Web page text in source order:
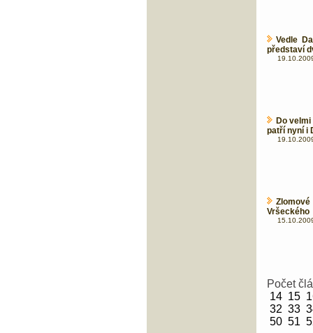
Vedle
představí
Do
patří nyní i
Vršeckého
Počet
14 15
32 33
50 51